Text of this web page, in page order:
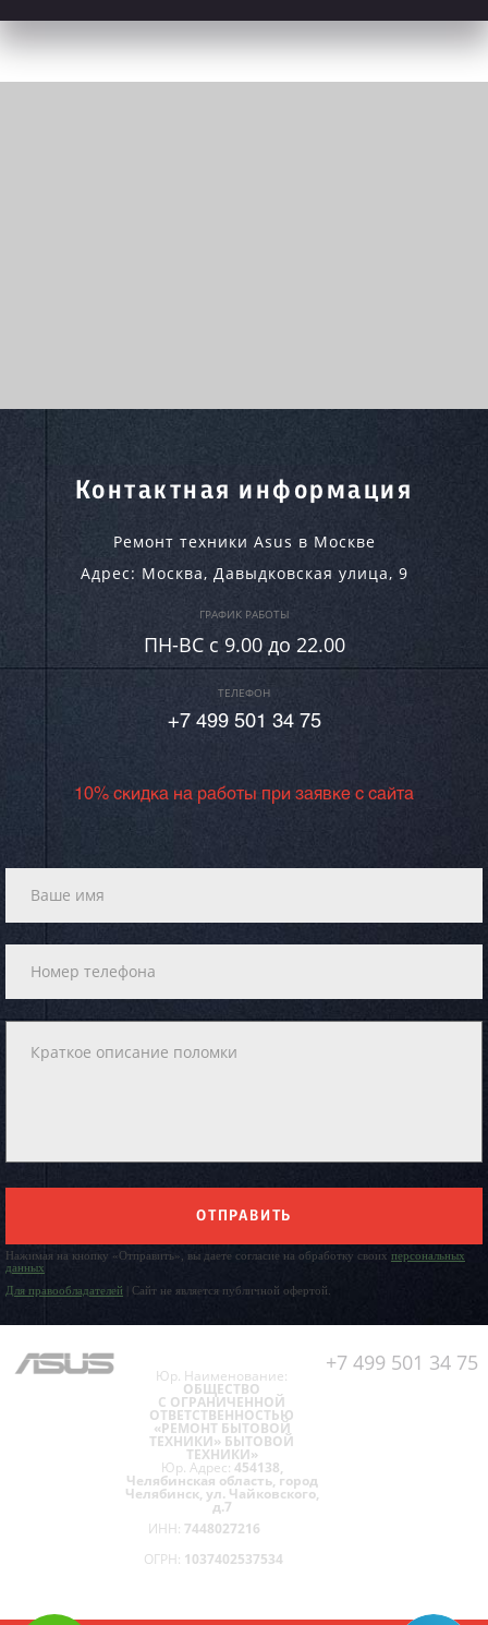
Контактная информация
Ремонт техники Asus в Москве
Адрес: Москва, Давыдковская улица, 9
ГРАФИК РАБОТЫ
ПН-ВC c 9.00 до 22.00
ТЕЛЕФОН
+7 499 501 34 75
10% скидка на работы при заявке с сайта
ОТПРАВИТЬ
Нажимая на кнопку «Отправить», вы даете согласие на обработку своих персональных
данных
Для правообладателей | Сайт не является публичной офертой.
+7 499 501 34 75
Юр. Наименование:
ОБЩЕСТВО
С ОГРАНИЧЕННОЙ
ОТВЕТСТВЕННОСТЬЮ
«РЕМОНТ БЫТОВОЙ
ТЕХНИКИ» БЫТОВОЙ
ТЕХНИКИ»
Юр. Адрес: 454138,
Челябинская область, город
Челябинск, ул. Чайковского,
д.7
ИНН: 7448027216
ОГРН: 1037402537534